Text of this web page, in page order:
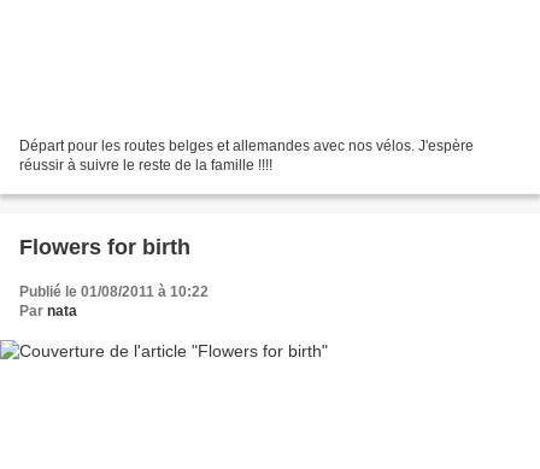
Départ pour les routes belges et allemandes avec nos vélos. J'espère
réussir à suivre le reste de la famille !!!!
Flowers for birth
Publié le 01/08/2011 à 10:22
Par nata